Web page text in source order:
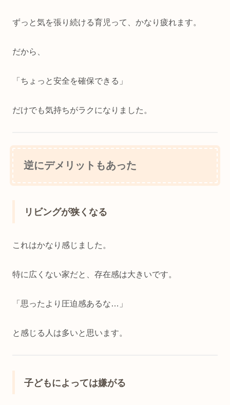
ずっと気を張り続ける育児って、かなり疲れます。
だから、
「ちょっと安全を確保できる」
だけでも気持ちがラクになりました。
逆にデメリットもあった
リビングが狭くなる
これはかなり感じました。
特に広くない家だと、存在感は大きいです。
「思ったより圧迫感あるな…」
と感じる人は多いと思います。
子どもによっては嫌がる